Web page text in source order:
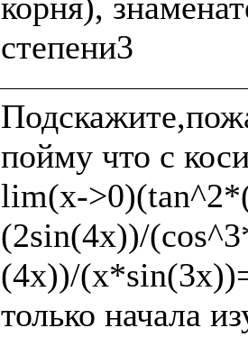
пойму что с
lim(x-
(2sin(4x))/
(4x))/
только начала